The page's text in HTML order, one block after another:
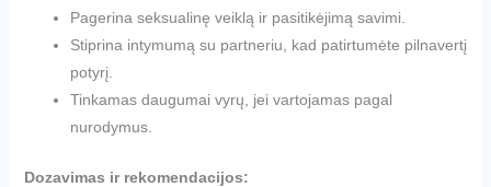
Pagerina seksualinę veiklą ir pasitikėjimą savimi.
Stiprina intymumą su partneriu, kad patirtumėte pilnavertį
potyrį.
Tinkamas daugumai vyrų, jei vartojamas pagal
nurodymus.
Dozavimas ir rekomendacijos: